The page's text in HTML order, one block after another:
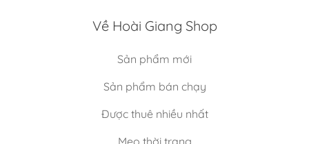
Về Hoài Giang Shop
Sản phẩm mới
Sản phẩm bán chạy
Được thuê nhiều nhất
Mẹo thời trang